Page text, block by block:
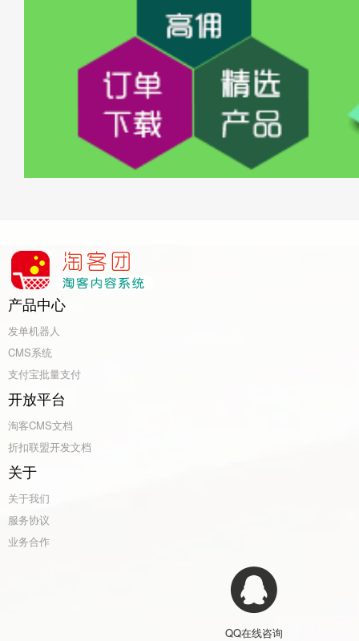
产品中心
发单机器人
CMS系统
支付宝批量支付
开放平台
淘客CMS文档
折扣联盟开发文档
关于
关于我们
服务协议
业务合作
QQ在线咨询